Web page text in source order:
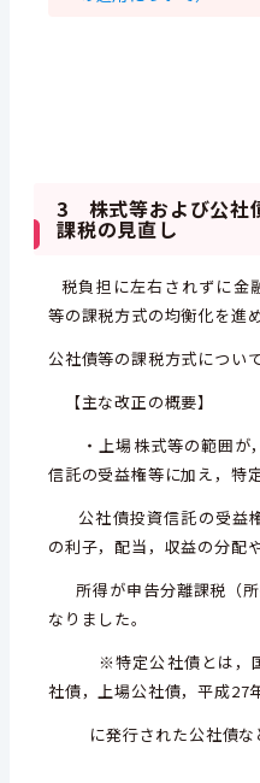
3 株式等および公社
課税の見直し
税負担に左右されずに金
等の課税方式の均衡化を進
公社債等の課税方式につい
【主な改正の概要】
・上場株式等の範囲が
信託の受益権等に加え，特
公社債投資信託の受益
の利子，配当，収益の分配
所得が申告分離課税（
なりました。
※特定公社債とは，国
社債，上場公社債，平成27
に発行された公社債な